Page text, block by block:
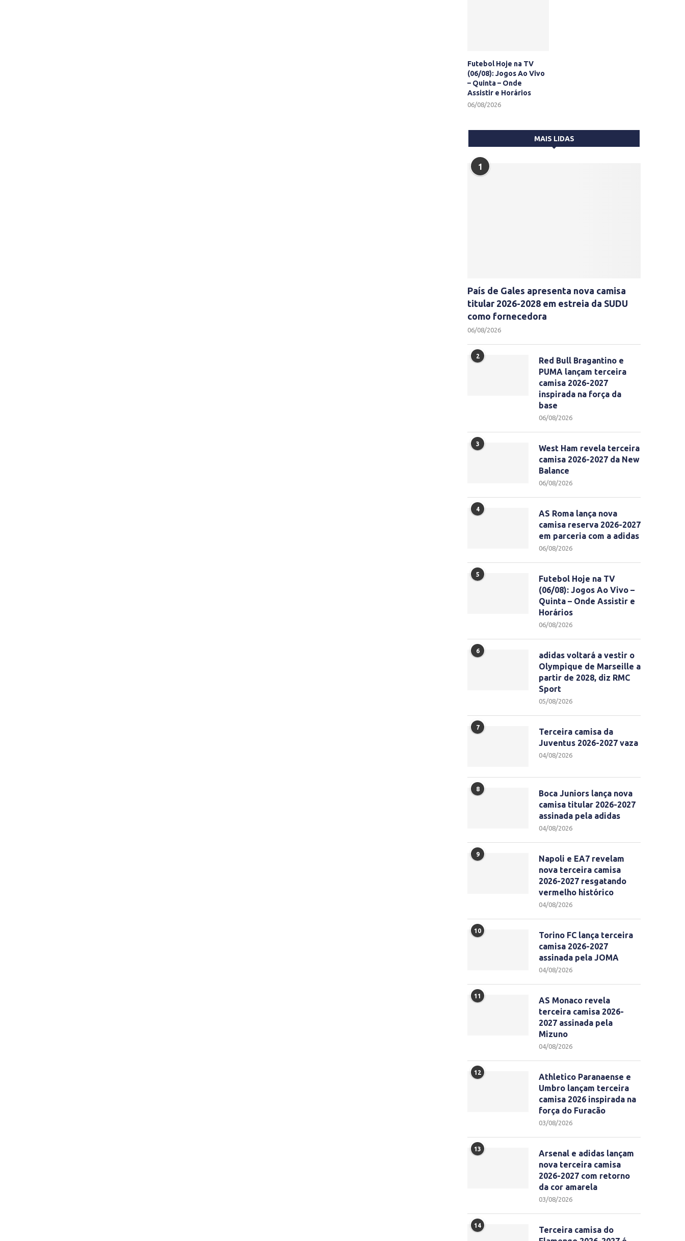
Futebol Hoje na TV
(06/08): Jogos Ao Vivo
– Quinta – Onde
Assistir e Horários
06/08/2026
MAIS LIDAS
1
País de Gales apresenta nova camisa
titular 2026-2028 em estreia da SUDU
como fornecedora
06/08/2026
2
Red Bull Bragantino e
PUMA lançam terceira
camisa 2026-2027
inspirada na força da
base
06/08/2026
3
West Ham revela terceira
camisa 2026-2027 da New
Balance
06/08/2026
4
AS Roma lança nova
camisa reserva 2026-2027
em parceria com a adidas
06/08/2026
5
Futebol Hoje na TV
(06/08): Jogos Ao Vivo –
Quinta – Onde Assistir e
Horários
06/08/2026
6
adidas voltará a vestir o
Olympique de Marseille a
partir de 2028, diz RMC
Sport
05/08/2026
7
Terceira camisa da
Juventus 2026-2027 vaza
04/08/2026
8
Boca Juniors lança nova
camisa titular 2026-2027
assinada pela adidas
04/08/2026
9
Napoli e EA7 revelam
nova terceira camisa
2026-2027 resgatando
vermelho histórico
04/08/2026
10
Torino FC lança terceira
camisa 2026-2027
assinada pela JOMA
04/08/2026
11
AS Monaco revela
terceira camisa 2026-
2027 assinada pela
Mizuno
04/08/2026
12
Athletico Paranaense e
Umbro lançam terceira
camisa 2026 inspirada na
força do Furacão
03/08/2026
13
Arsenal e adidas lançam
nova terceira camisa
2026-2027 com retorno
da cor amarela
03/08/2026
14
Terceira camisa do